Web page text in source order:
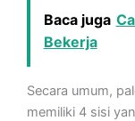
Baca juga
Bekerja
Secara umum,
memiliki 4 sisi